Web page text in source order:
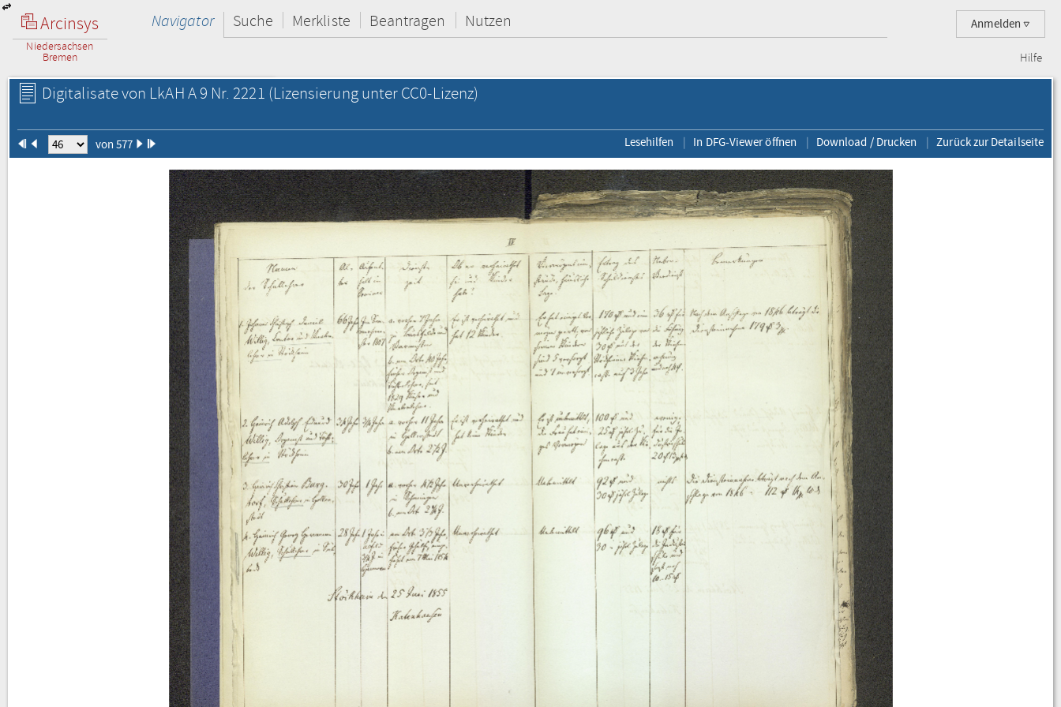
Arcinsys
Niedersachsen
Bremen
Anmelden
Navigator Suche Merkliste Beantragen Nutzen
Hilfe
Digitalisate von LkAH A 9 Nr. 2221 (Lizensierung unter CC0-Lizenz)
von 577 Lesehilfen In DFG-Viewer öffnen Download / Drucken Zurück zur Detailseite